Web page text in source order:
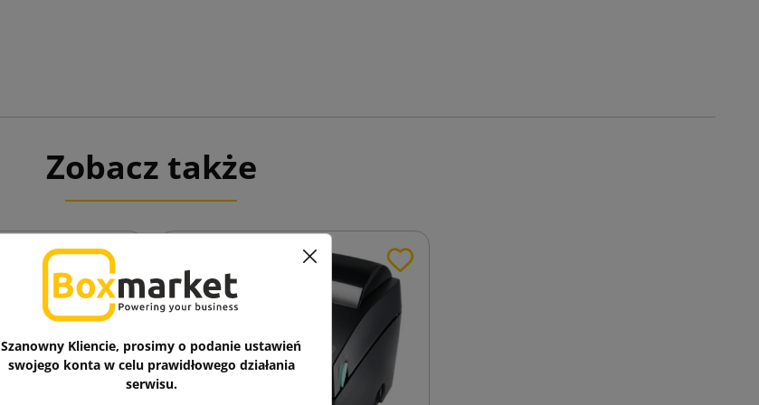
Zobacz także
Szanowny Kliencie, prosimy o podanie ustawień
swojego konta w celu prawidłowego działania
serwisu.